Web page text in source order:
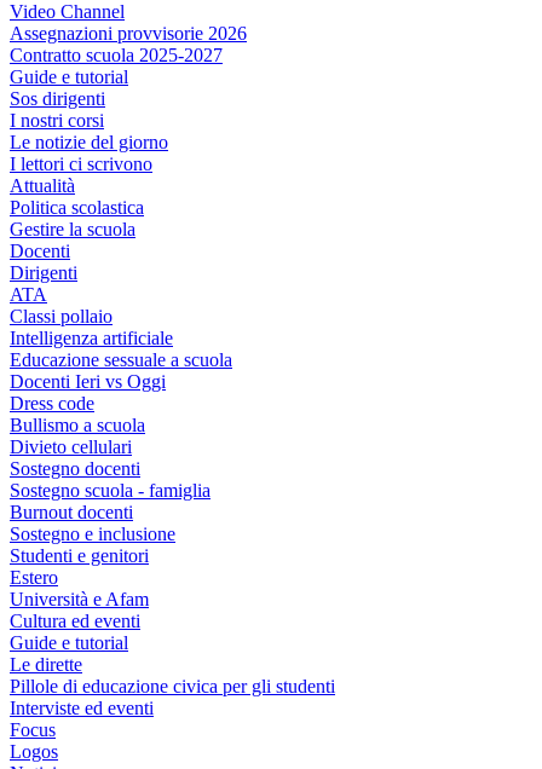
Video Channel
Assegnazioni provvisorie 2026
Contratto scuola 2025-2027
Guide e tutorial
Sos dirigenti
I nostri corsi
Le notizie del giorno
I lettori ci scrivono
Attualità
Politica scolastica
Gestire la scuola
Docenti
Dirigenti
ATA
Classi pollaio
Intelligenza artificiale
Educazione sessuale a scuola
Docenti Ieri vs Oggi
Dress code
Bullismo a scuola
Divieto cellulari
Sostegno docenti
Sostegno scuola - famiglia
Burnout docenti
Sostegno e inclusione
Studenti e genitori
Estero
Università e Afam
Cultura ed eventi
Guide e tutorial
Le dirette
Pillole di educazione civica per gli studenti
Interviste ed eventi
Focus
Logos